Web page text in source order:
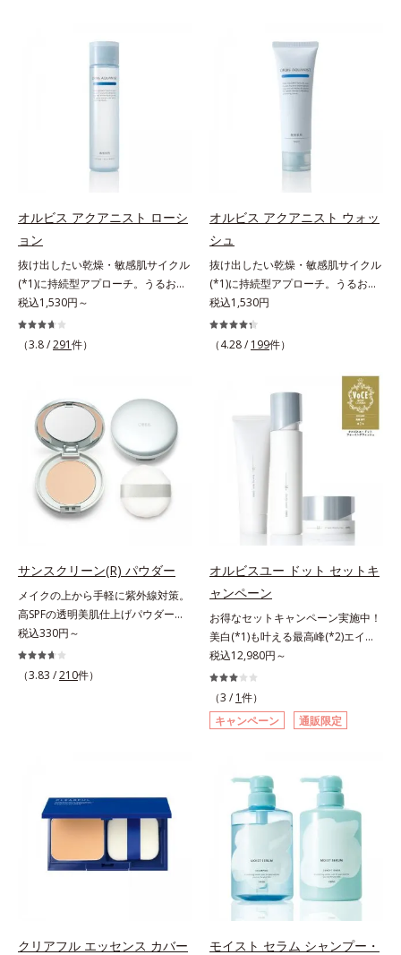
つきが気になるところにもお使いい
ただけます。*1 プロテアーゼ、パ
パイン、リパーゼ配合＝洗浄成分*2
皮脂吸収成分*3 自社品*4 パルミチ
皮脂・汚れの除去による
シュが目安）ミストを塗布後、肌に
触れずに乾くまでそのままお待ちく
軽なお手入れで賢いケアを。ライフ
スタイルになじむ、若々しい印象(*)
作りのサポートをします。* 肌にハ
リを与え若々しい印象
望の敏感肌用保湿スキンケアライン
「オルビス アクアニスト」。乾燥
敏感スランプの原因にアプローチす
る持続型トリプルアミノ酸(*4)を配
異物として排出されにくく、肌にと
どまってうるおいを蓄えてくれま
す。刺激を受けやすくなった角層を
うるおいで満たし、脱・敏感肌を目
指します。無油分・無着色・無香
不使用(*5)・パラベンフリー、6つ
のフリー処方で徹底的に肌に寄り添
います。*1 乾燥と敏感をくり返す
こと*2 敏感肌対象連用テスト済
（すべての方のお肌に合うというこ
とではありません）*3 乾燥して敏
アミノ酸（ポリグルタミン酸）配合
＝乾燥を防ぎ、うるおいに満ちた肌
へ導く保湿成分、植物由来アミノ酸
（エルゴチオネイン）配合＝肌を整
物由来アミノ酸（エクトイン）配合
＝乱れた角層にうるおいを与え、肌
荒れを防ぐ保湿成分*5 ウォッシュ
を除くLM＝さっぱり高保湿タイプ
高保湿タイプ（普通肌～超乾性肌）
オルビス アクアニスト ローシ
ョン
抜け出したい乾燥・敏感肌サイクル
(*1)に持続型アプローチ。うるおい
を追求した敏感肌用保湿スキンケア
(*2)。うるおいを逃し、刺激を受け
やすい角層の“乾燥敏感スランプ
望の敏感肌用保湿スキンケアライン
「オルビス アクアニスト」。乾燥
敏感スランプの原因にアプローチす
る持続型トリプルアミノ酸(*4)を配
合。もともと体内にあるアミノ酸は
異物として排出されにくく、肌にと
どまってうるおいを蓄えてくれま
指します。無油分・無着色・無香
不使用(*5)・パラベンフリー、6つ
のフリー処方で徹底的に肌に寄り添
います。*1 乾燥と敏感をくり返す
こと*2 敏感肌対象連用テスト済
（すべての方のお肌に合うというこ
え、すこやかに保つ保湿成分、微生
物由来アミノ酸（エクトイン）配合
＝乱れた角層にうるおいを与え、肌
荒れを防ぐ保湿成分*5 ウォッシュ
税込1,530円～
（3.8 /291件）
オルビス アクアニスト ウォッ
シュ
抜け出したい乾燥・敏感肌サイクル
(*1)に持続型アプローチ。うるおい
を追求した敏感肌用保湿スキンケア
(*2)。うるおいを逃し、刺激を受け
やすい角層の“乾燥敏感スランプ
のうるおい研究により完成した、待
望の敏感肌用保湿スキンケアライン
「オルビス アクアニスト」。乾燥
敏感スランプの原因にアプローチす
合。もともと体内にあるアミノ酸は
異物として排出されにくく、肌にと
どまってうるおいを蓄えてくれま
す。刺激を受けやすくなった角層を
うるおいで満たし、脱・敏感肌を目
指します。無油分・無着色・無香
リーで、徹底的に肌に寄り添いま
す。*1 乾燥と敏感をくり返すこと
*2 敏感肌対象連用テスト済（すべ
ての方のお肌に合うということでは
ありません）*3 乾燥して敏感に感
じやすい状態のこと*4 発酵アミノ
酸（ポリグルタミン酸）配合＝乾燥
ゴチオネイン）配合＝肌を整え、す
こやかに保つ保湿成分、微生物由来
アミノ酸（エクトイン）配合＝乱れ
た角層にうるおいを与え、肌荒れを
防ぐ保湿成分
税込1,530円
（4.28 / 199件）
サンスクリーン(R) パウダー
メイクの上から手軽に紫外線対策。
高SPFの透明美肌仕上げパウダー。
メイクの上から手を汚さずに紫外線
対策ができるUVカットパウダーで
す。“素肌のようななめらかな軽
も、素肌のような透明美肌を叶える
秘密は「スムースヴェールパウダー
(*1)」にあります。7種の球状粉体
(*2)が凹凸を埋めて、肌に薄いヴェ
税込330円～
（3.83 /210件）
オルビスユー ドット セットキ
ャンペーン
お得なセットキャンペーン実施中！
美白(*1)も叶える最高峰(*2)エイジ
ングケア(*3)。ハリも透明感(*4)も
結果主義。年齢サイン(*5)の因子に
着目した肌科学エイジングケア(*3)
シリーズ。オルビスユー ドットシ
リーズは、年齢による肌悩み一つ一
とともに現れる年齢サイン(*5)につ
いて研究を進めたところ、弾力感の
ない状態である「ハリのなさ」や、
くすみ(*6)などが現れている状態で
ある「透明感のなさ」が現れること
で大人の肌印象に大きな影響を与え
ていることが分かりました。そこで
オルビスユー ドットシリーズは美
容成分(*7)として「G.D.F.アクティ
税込12,980円～
（3 / 1件）
キャンペーン
通販限定
クリアフル エッセンス カバー モイスト セラム シャンプー・